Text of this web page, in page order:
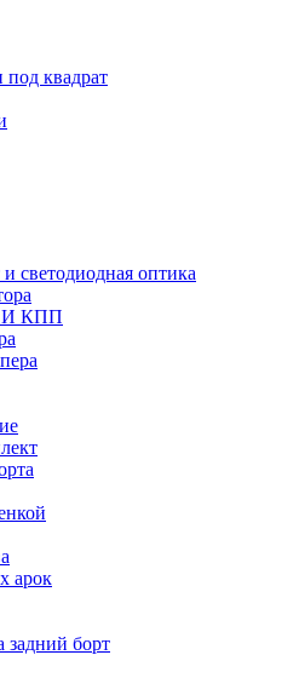
квадрат
светодиодная оптика
И КПП
арок
задний борт